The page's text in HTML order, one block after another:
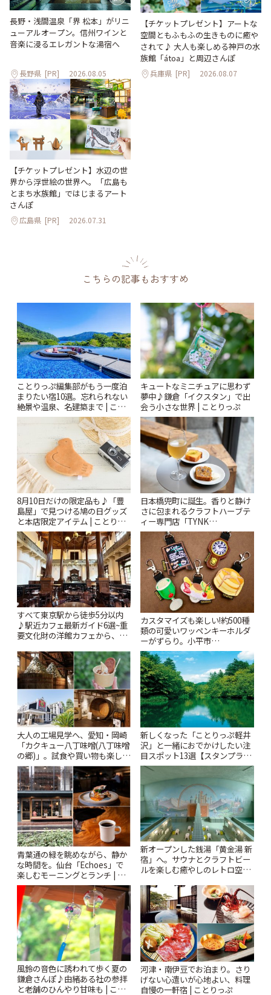
長野・浅間温泉「界 松本」がリニ
ューアルオープン。信州ワインと
音楽に浸るエレガントな湯宿へ
長野県 [PR] 2026.08.05
【チケットプレゼント】アートな
空間ともふもふの生きものに癒や
されて♪ 大人も楽しめる神戸の水
族館「átoa」と周辺さんぽ
兵庫県 [PR] 2026.08.07
【チケットプレゼント】水辺の世
界から浮世絵の世界へ。「広島も
とまち水族館」ではじまるアート
さんぽ
広島県 [PR] 2026.07.31
こちらの記事もおすすめ
ことりっぷ編集部がもう一度泊
まりたい宿10選。忘れられない
絶景や温泉、名建築まで | こと
りっぷ
キュートなミニチュアに思わず
夢中♪鎌倉「イクスタン」で出
会う小さな世界 | ことりっぷ
8月10日だけの限定品も♪「豊
島屋」で見つける鳩の日グッズ
と本店限定アイテム | ことりっ
ぷ
日本橋兜町に誕生。香りと静け
さに包まれるクラフトハーブテ
ィー専門店「TYNK
Kabutocho」 | ことりっぷ
すべて東京駅から徒歩5分以内
♪駅近カフェ最新ガイド6選~重
要文化財の洋館カフェから、改
りっぷ
カスタマイズも楽しい!約500種
類の可愛いワッペンキーホルダ
ーがずらり。小平市
「Kimamaya T&K」 | ことりっ
ぷ
大人の工場見学へ、愛知・岡崎
「カクキュー八丁味噌(八丁味噌
の郷)」。試食や買い物も楽しみ
♪ | ことりっぷ
新しくなった「ことりっぷ軽井
沢」と一緒におでかけしたい注
目スポット13選【スタンプラリ
ー開催中】 | ことりっぷ
青葉通の緑を眺めながら、静か
な時間を。仙台「Echoes」で
楽しむモーニングとランチ | こ
とりっぷ
新オープンした銭湯「黄金湯 新
宿」へ。サウナとクラフトビー
ルを楽しむ癒やしのレトロ空間
風鈴の音色に誘われて歩く夏の
鎌倉さんぽ♪由緒ある社の参拝
と老舗のひんやり甘味も | こと
河津・南伊豆でお泊まり。さり
げない心遣いが心地よい、料理
自慢の一軒宿 | ことりっぷ